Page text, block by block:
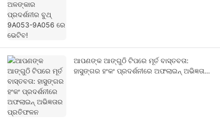
ଆପଣଙ୍କ ଆଙ୍ଗୁଠି ଟିପରେ ମୂର୍ତ ବାସ୍ତବତା:
ହାସୁଙ୍ଗର ହଂକଂ ପ୍ରଦର୍ଶନୀରେ ଅଫଲାଇନ୍ ଅଭିଜ୍ଞତାର